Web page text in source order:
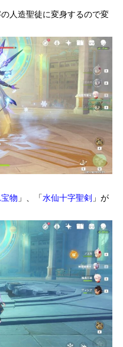
人造聖徒に変身するので変
物 」、「水仙十字聖剣 」が